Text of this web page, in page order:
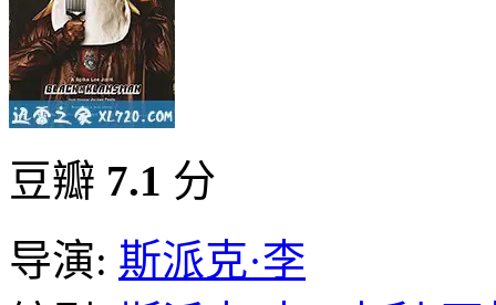
豆瓣 7.1 分
导演: 斯派克·李